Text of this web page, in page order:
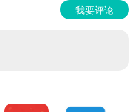
我要评论